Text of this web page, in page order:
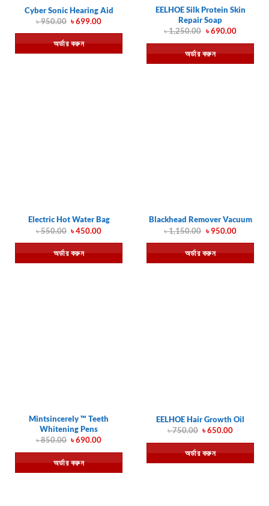
Cyber Sonic Hearing Aid
৳950.00 Original
was:
৳ 950.00.
৳699.00Current
is:
৳ 699.00.
অর্ডার করুন
EELHOE Silk Protein Skin
Repair Soap
৳1,250.00 Original
was:
৳ 1,250.00.
৳690.00Current
is:
৳ 690.00.
অর্ডার করুন
Electric Hot Water Bag
৳550.00 Original
was:
৳ 550.00.
৳450.00Current
is:
৳ 450.00.
অর্ডার করুন
Blackhead Remover Vacuum
৳1,150.00 Original
was:
৳ 1,150.00.
৳950.00Current
is:
৳ 950.00.
অর্ডার করুন
Mintsincerely ™ Teeth
Whitening Pens
৳850.00 Original
was:
৳ 850.00.
৳690.00Current
is:
৳ 690.00.
অর্ডার করুন
EELHOE Hair Growth Oil
৳750.00 Original
was:
৳ 750.00.
৳650.00Current
is:
৳ 650.00.
অর্ডার করুন